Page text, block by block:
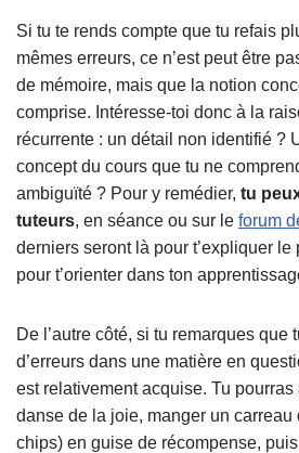
Si tu te rends compte que tu refais
mêmes erreurs, ce n’est peut être
de mémoire, mais que la notion
comprise. Intéresse-toi donc à la
récurrente : un détail non identifié ?
concept du cours que tu ne
ambiguïté ? Pour y remédier, tu
tuteurs, en séance ou sur le forum
derniers seront là pour t’expliquer
pour t’orienter dans ton
De l’autre côté, si tu remarques que
d’erreurs dans une matière en
est relativement acquise. Tu
danse de la joie, manger un carreau
chips) en guise de récompense,